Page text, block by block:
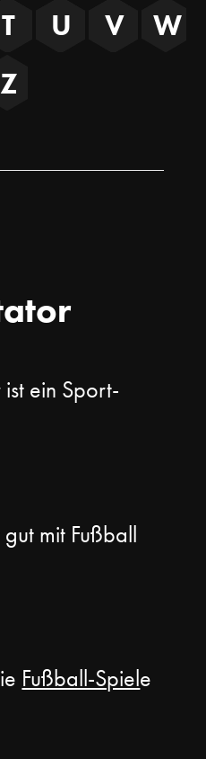
T U V
W
Z
ein Sport-
gut mit Fußball
Fußball-Spiele